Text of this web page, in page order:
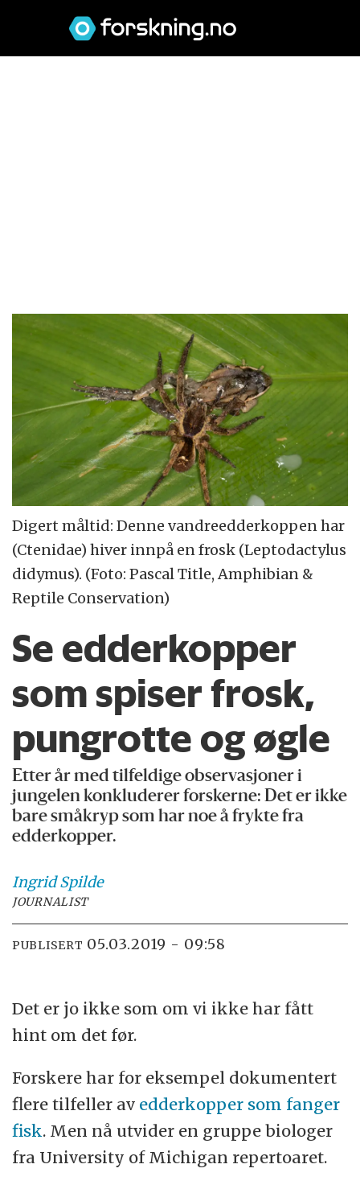
Digert måltid: Denne vandreedderkoppen har
(Ctenidae) hiver innpå en frosk (Leptodactylus
didymus). (Foto: Pascal Title, Amphibian &
Reptile Conservation)
Se edderkopper
som spiser frosk,
pungrotte og øgle
Etter år med tilfeldige observasjoner i
jungelen konkluderer forskerne: Det er ikke
bare småkryp som har noe å frykte fra
edderkopper.
Ingrid Spilde
JOURNALIST
PUBLISERT 05.03.2019 - 09:58
Det er jo ikke som om vi ikke har fått
hint om det før.
Forskere har for eksempel dokumentert
flere tilfeller av edderkopper som fanger
fisk. Men nå utvider en gruppe biologer
fra University of Michigan repertoaret.